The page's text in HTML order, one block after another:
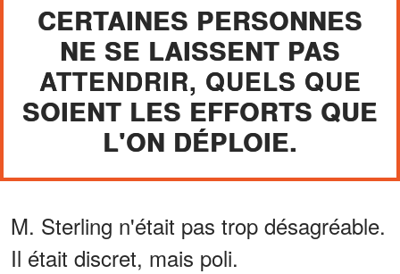
CERTAINES PERSONNES
NE SE LAISSENT PAS
ATTENDRIR, QUELS QUE
SOIENT LES EFFORTS QUE
L'ON DÉPLOIE.
M. Sterling n'était pas trop désagréable.
Il était discret, mais poli.